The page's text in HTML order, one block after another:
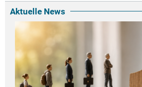
Aktuelle News